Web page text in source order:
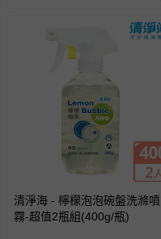
清淨海 - 檸檬泡泡碗盤洗滌噴
霧-超值2瓶組(400g/瓶)